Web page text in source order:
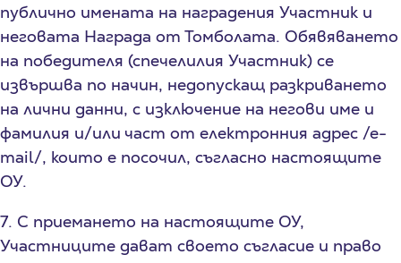
публично имената на наградения Участник и
неговата Награда от Томболата. Обявяването
на победителя (спечелилия Участник) се
извършва по начин, недопускащ разкриването
на лични данни, с изключение на негови име и
фамилия и/или част от електронния адрес /е-
mail/, които е посочил, съгласно настоящите
ОУ.
7. С приемането на настоящите ОУ,
Участниците дават своето съгласие и право